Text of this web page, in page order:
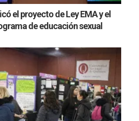
el proyecto de Ley EMA y el
de educación sexual